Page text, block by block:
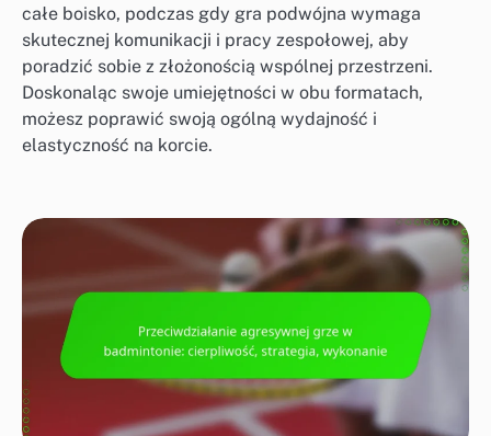
całe boisko, podczas gdy gra podwójna wymaga
skutecznej komunikacji i pracy zespołowej, aby
poradzić sobie z złożonością wspólnej przestrzeni.
Doskonaląc swoje umiejętności w obu formatach,
możesz poprawić swoją ogólną wydajność i
elastyczność na korcie.